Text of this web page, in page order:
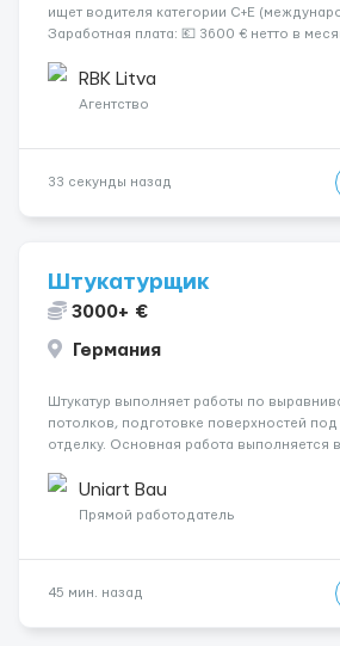
ищет водителя категории C+E
Заработная плата: 💶 3600 € нетто в
рефрижераторах. В среднем 400–500 км
разгрузки...
RBK Litva
Агентство
33 секунды назад
Штукатурщик
3000+ €
Германия
Штукатур выполняет работы по
потолков, подготовке поверхностей
отделку. Основная работа выполняется
специалистов с подтверждённым
Обязанности Подготовка оснований ...
Uniart Bau
Прямой работодатель
45 мин. назад